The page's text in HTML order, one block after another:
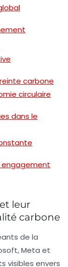
carbone
circulaire
dans le
engagement
leur
carbone
de la
Meta et
visibles envers